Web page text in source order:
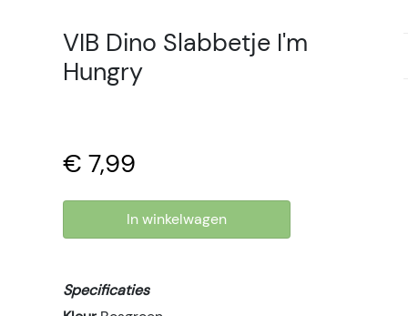
VIB Dino Slabbetje I'm
Hungry
€ 7,99
In winkelwagen
Specificaties